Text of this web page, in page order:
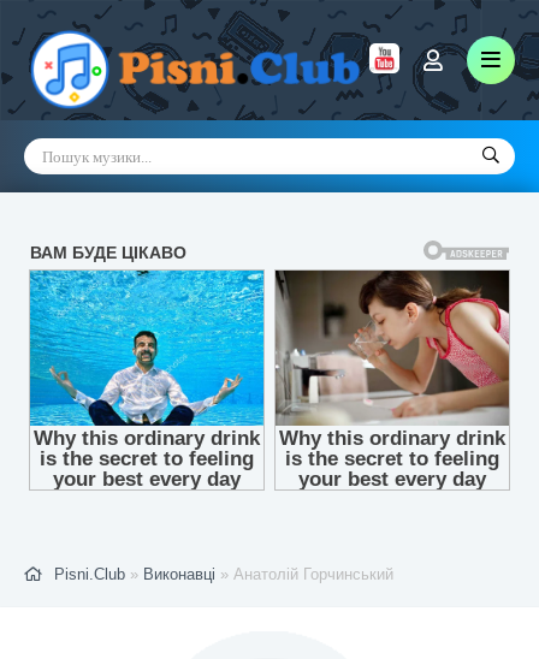
Pisni.Club » Виконавці » Анатолій Горчинський